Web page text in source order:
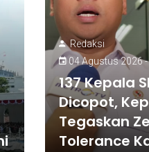
Redaksi
04 Agustus 2026
137 Kepala
Dicopot,
Tegaskan
Tolerance